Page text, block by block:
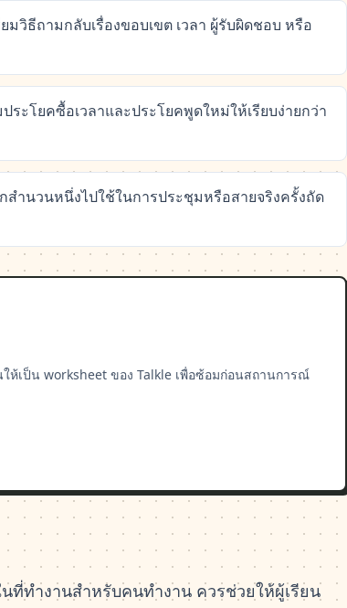
วิธีถามกลับเรื่องขอบเขต เวลา ผู้รับผิดชอบ หรือ
ะโยคซื้อเวลาและประโยคพูดใหม่ให้เรียบง่ายกว่า
ำนวนหนึ่งไปใช้ในการประชุมหรือสายจริงครั้งถัด
ห้เป็น worksheet ของ Talkle เพื่อซ้อมก่อนสถานการณ์
ที่ทำงานสำหรับคนทำงาน ควรช่วยให้ผู้เรียน